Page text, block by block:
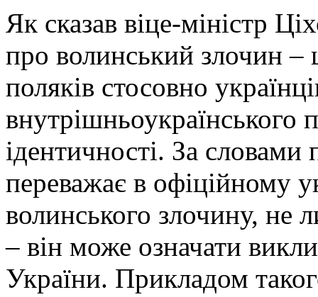
Як сказав віце-міністр
про волинський злочин –
поляків стосовно
внутрішньоукраїнського
ідентичності. За словами
переважає в офіційному
волинського злочину, не
– він може означати
України. Прикладом